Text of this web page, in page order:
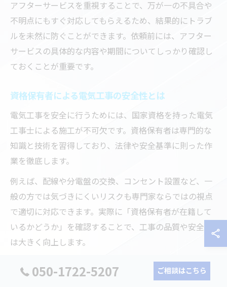
アフターサービスを重視することで、万が一の不具合や
不明点にもすぐ対応してもらえるため、結果的にトラブ
ルを未然に防ぐことができます。依頼前には、アフター
サービスの具体的な内容や期間についてしっかり確認し
ておくことが重要です。
資格保有者による電気工事の安全性とは
電気工事を安全に行うためには、国家資格を持った電気
工事士による施工が不可欠です。資格保有者は専門的な
知識と技術を習得しており、法律や安全基準に則った作
業を徹底します。
例えば、配線や分電盤の交換、コンセント設置など、一
般の方では気づきにくいリスクも専門家ならではの視点
で適切に対応できます。実際に「資格保有者が在籍して
いるかどうか」を確認することで、工事の品質や安全性
は大きく向上します。
工事の依頼前には、業者に資格証の提示を求めたり、実
績や口コミを確認することが推奨されます。資格保有者
050-1722-5207 ご相談はこちら